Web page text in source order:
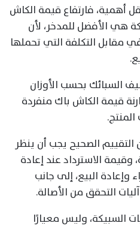
أهمية، فارتفاع قيمة الكاش
هي الأفضل للمدخر، لأن
مقابل التكلفة التي تحملها
السبائك بحسب الأوزان
قيمة الكاش باك منفردة
الصحيح يجب أن ينظر
الاسترداد عند إعادة
وإعادة البيع، إلى جانب
التحقق من الأصالة.
السبيكة، وليس معيارًا